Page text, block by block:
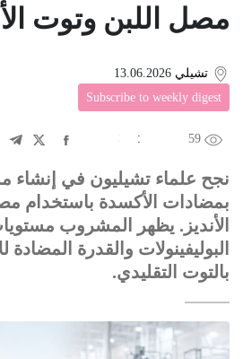
مصل اللبن وتوت
تشيلي 13.06.2026
Subscribe to weekly digest
59
中文
DE عربى
نجح علماء تشيليون في
بمضادات الأكسدة باستخدام
الأنديز. يظهر المشروب
البوليفينولات والقدرة
بالتوت التقليدي.